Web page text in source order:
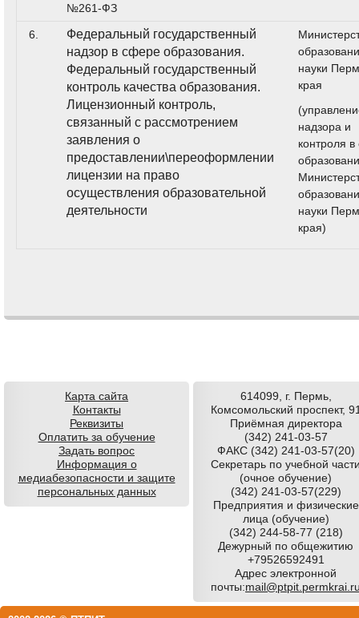
№261-ФЗ
6.
Федеральный государственный
надзор в сфере образования.
Федеральный государственный
контроль качества образования.
Лицензионный контроль,
связанный с рассмотрением
заявления о
предоставлении\переоформлении
лицензии на право
осуществления образовательной
деятельности
науки
края
надзора и
контроля
науки
края)
Карта сайта
Контакты
Реквизиты
Оплатить за обучение
Задать вопрос
Информация о
медиабезопасности и защите
персональных данных
614099, г. Пермь,
Комсомольский проспект,
Приёмная директора
(342) 241-03-57
ФАКС (342) 241-03-57(20)
Секретарь по учебной
(очное обучение)
(342) 241-03-57(229)
Предприятия и физические
лица (обучение)
(342) 244-58-77 (218)
Дежурный по общежитию
+79526592491
Адрес электронной
почты: